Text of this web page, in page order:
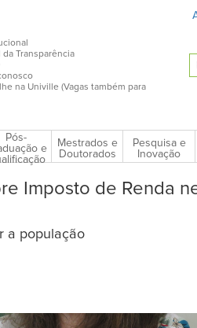
da Transparência
na Univille (Vagas também para
Pós-
e
Mestrados e
Doutorados
Pesquisa e
Inovação
Imposto de Renda
a população